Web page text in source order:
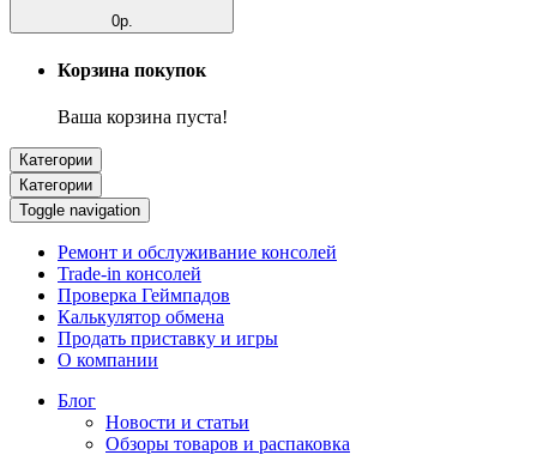
0р.
Корзина покупок
Ваша корзина пуста!
Категории
Категории
Toggle navigation
Ремонт и обслуживание консолей
Trade-in консолей
Проверка Геймпадов
Калькулятор обмена
Продать приставку и игры
О компании
Блог
Новости и статьи
Обзоры товаров и распаковка